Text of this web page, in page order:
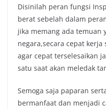
Disinilah peran fungsi
berat sebelah dalam
jika memang ada temuan
negara,secara cepat kerja
agar cepat terselesaikan
satu saat akan meledak
Semoga saja paparan
bermanfaat dan menjadi